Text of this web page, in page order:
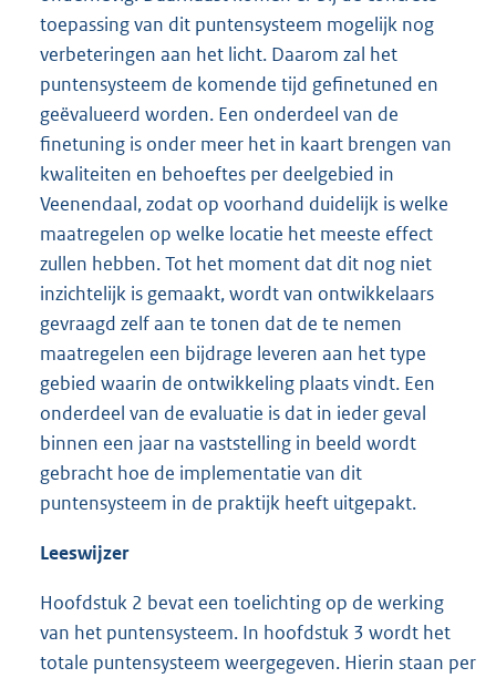
toepassing van dit puntensysteem mogelijk nog
verbeteringen aan het licht. Daarom zal het
puntensysteem de komende tijd gefinetuned en
geëvalueerd worden. Een onderdeel van de
finetuning is onder meer het in kaart brengen van
kwaliteiten en behoeftes per deelgebied in
Veenendaal, zodat op voorhand duidelijk is welke
maatregelen op welke locatie het meeste effect
zullen hebben. Tot het moment dat dit nog niet
inzichtelijk is gemaakt, wordt van ontwikkelaars
gevraagd zelf aan te tonen dat de te nemen
maatregelen een bijdrage leveren aan het type
gebied waarin de ontwikkeling plaats vindt. Een
onderdeel van de evaluatie is dat in ieder geval
binnen een jaar na vaststelling in beeld wordt
gebracht hoe de implementatie van dit
puntensysteem in de praktijk heeft uitgepakt.
Leeswijzer
Hoofdstuk 2 bevat een toelichting op de werking
van het puntensysteem. In hoofdstuk 3 wordt het
totale puntensysteem weergegeven. Hierin staan per